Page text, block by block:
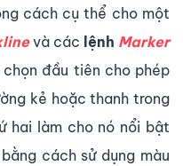
cách cụ thể cho một
và các lệnh Marker
đầu tiên cho phép
kẻ hoặc thanh trong
hai làm cho nó nổi bật
cách sử dụng màu